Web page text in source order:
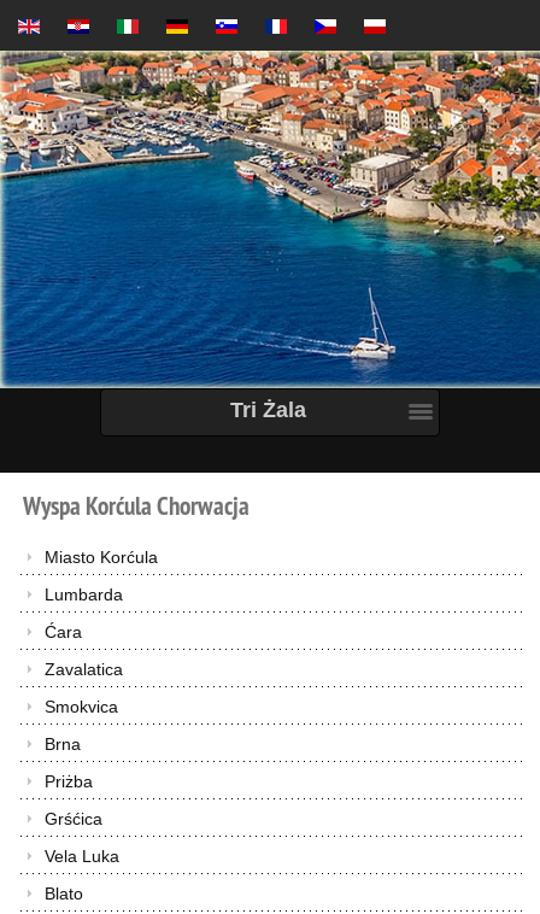
Tri Żala
Wyspa KorćulaChorwacja
Miasto Korćula
Lumbarda
Ćara
Zavalatica
Smokvica
Brna
Priżba
Grśćica
Vela Luka
Blato